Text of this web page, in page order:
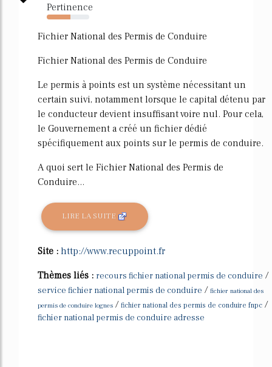
Pertinence
56%
Fichier National des Permis de Conduire
Fichier National des Permis de Conduire
Le permis à points est un système nécessitant un
certain suivi, notamment lorsque le capital détenu par
le conducteur devient insuffisant voire nul. Pour cela,
le Gouvernement a créé un fichier dédié
spécifiquement aux points sur le permis de conduire.
A quoi sert le Fichier National des Permis de
Conduire...
LIRE LA SUITE
Site : http://www.recuppoint.fr
Thèmes liés : recours fichier national permis de conduire /
service fichier national permis de conduire / fichier national des
permis de conduire lognes / fichier national des permis de conduire fnpc /
fichier national permis de conduire adresse